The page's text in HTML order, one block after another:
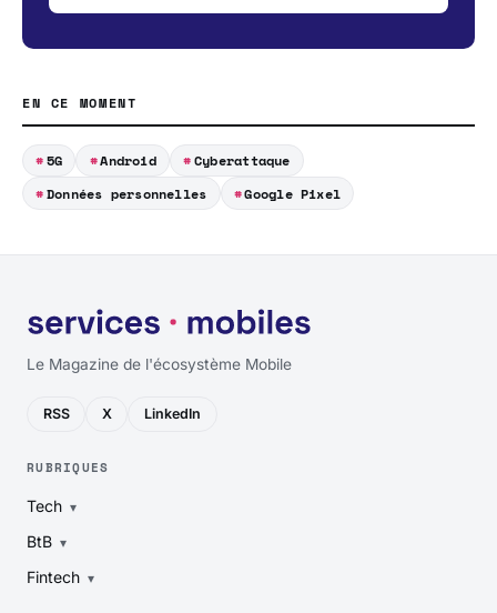
EN CE MOMENT
5G Android
Cyberattaque
Données personnelles
Google Pixel
Le Magazine de l'écosystème Mobile
RSS X LinkedIn
RUBRIQUES
Tech
BtB
Fintech